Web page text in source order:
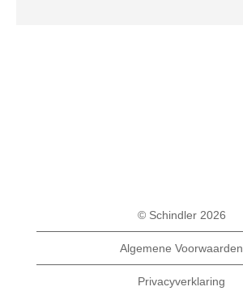
© Schindler 2026
Algemene Voorwaarden
Privacyverklaring